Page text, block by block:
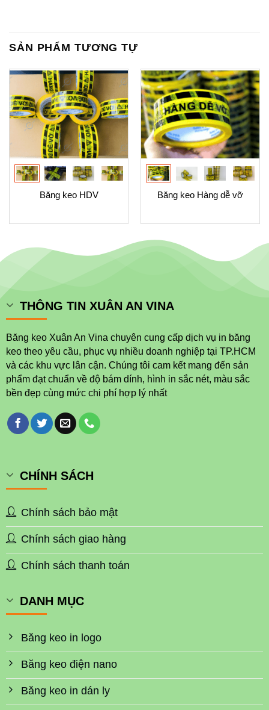
SẢN PHẨM TƯƠNG TỰ
Băng keo HDV Băng keo Hàng dễ vỡ
THÔNG TIN XUÂN AN VINA
Băng keo Xuân An Vina chuyên cung cấp dịch vụ in băng
keo theo yêu cầu, phục vụ nhiều doanh nghiệp tại TP.HCM
và các khu vực lân cận. Chúng tôi cam kết mang đến sản
phẩm đạt chuẩn về độ bám dính, hình in sắc nét, màu sắc
bền đẹp cùng mức chi phí hợp lý nhất
CHÍNH SÁCH
Chính sách bảo mật
Chính sách giao hàng
Chính sách thanh toán
DANH MỤC
Băng keo in logo
Băng keo điện nano
Băng keo in dán ly